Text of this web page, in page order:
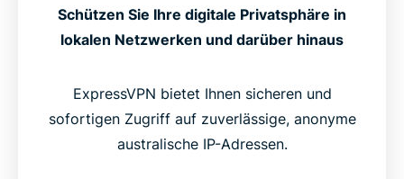
Schützen Sie Ihre digitale Privatsphäre in
lokalen Netzwerken und darüber hinaus
ExpressVPN bietet Ihnen sicheren und
sofortigen Zugriff auf zuverlässige, anonyme
australische IP-Adressen.